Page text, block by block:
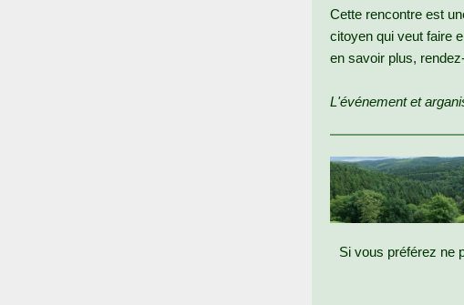
Cette rencontre est
citoyen qui veut faire
en savoir plus,
L'événement et
Si vous préférez ne